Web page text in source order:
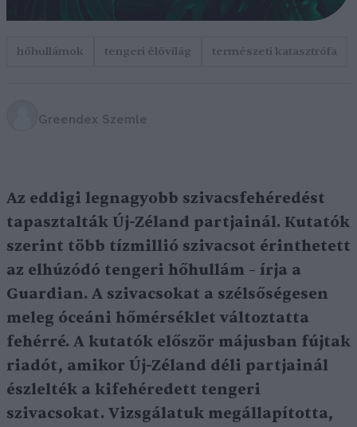
hőhullámok tengeri élővilág természeti katasztrófa
Greendex Szemle
Az eddigi legnagyobb szivacsfehéredést
tapasztalták Új-Zéland partjainál. Kutatók
szerint több tízmillió szivacsot érinthetett
az elhúzódó tengeri hőhullám – írja a
Guardian. A szivacsokat a szélsőségesen
meleg óceáni hőmérséklet változtatta
fehérré. A kutatók először májusban fújtak
riadót, amikor Új-Zéland déli partjainál
észlelték a kifehéredett tengeri
szivacsokat. Vizsgálatuk megállapította,